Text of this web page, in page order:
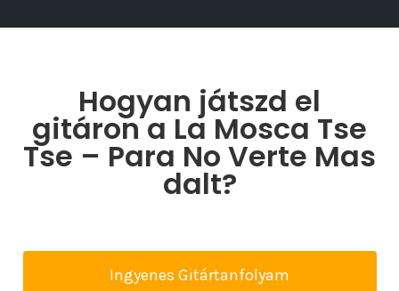
Hogyan játszd el
gitáron a La Mosca Tse
Tse – Para No Verte Mas
dalt?
Ingyenes Gitártanfolyam